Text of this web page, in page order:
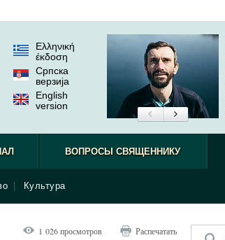
Ελληνική
έκδοση
Српска
верзиjа
English
version
ВОПРОСЫ СВЯЩЕННИКУ
Культура
1 026 просмотров Распечатать